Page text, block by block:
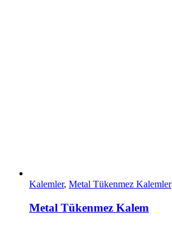
Kalemler, Metal Tükenmez Kalemler
Metal Tükenmez Kalem